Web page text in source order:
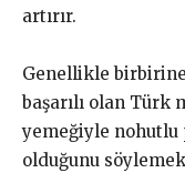
artırır.
Genellikle
başarılı olan Türk
yemeğiyle
olduğunu